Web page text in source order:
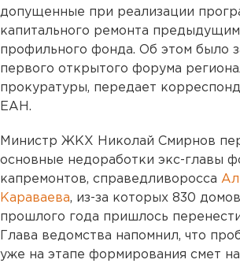
допущенные при реализации
капитального ремонта
профильного фонда. Об этом было
первого открытого форума
прокуратуры, передает
ЕАН.
Министр ЖКХ Николай Смирнов
основные недоработки экс-главы
капремонтов, справедливоросса
Караваева, из-за которых 830
прошлого года пришлось
Глава ведомства напомнил, что
уже на этапе формирования смет